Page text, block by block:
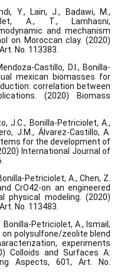
Y., Lain, J., Badawi, M.,
A., T., Lamhasni,
and mechanism
on Moroccan clay. (2020)
No. 113383.
Castillo, D.I., Bonilla-
mexican biomasses for
correlation between
(2020) Biomass
J.C., Bonilla-Petriciolet, A.,
J.M., Álvarez-Castillo, A.
for the development of
International Journal of
Petriciolet, A., Chen, Z.
CrO42-on an engineered
physical modeling. (2020)
No. 113483.
Bonilla-Petriciolet, A., Ismail,
polysulfone/zeolite blend
experiments
Colloids and Surfaces A:
Aspects, 601, Art. No.